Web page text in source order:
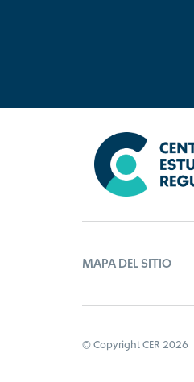
MAPA DEL SITIO
© Copyright CER 2026